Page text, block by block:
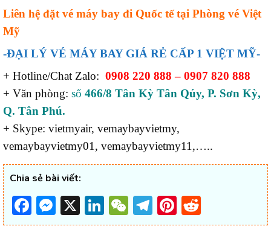
Liên hệ đặt vé máy bay đi Quốc tế tại Phòng vé Việt
Mỹ
-ĐẠI LÝ VÉ MÁY BAY GIÁ RẺ CẤP 1 VIỆT MỸ-
+ Hotline/Chat Zalo: 0908 220 888 – 0907 820 888
+ Văn phòng: số 466/8 Tân Kỳ Tân Qúy, P. Sơn Kỳ,
Q. Tân Phú.
+ Skype: vietmyair, vemaybayvietmy,
vemaybayvietmy01, vemaybayvietmy11,…..
Chia sẻ bài viết:
Facebook
Messenger
X LinkedIn
WeChat
Telegram
Pinterest